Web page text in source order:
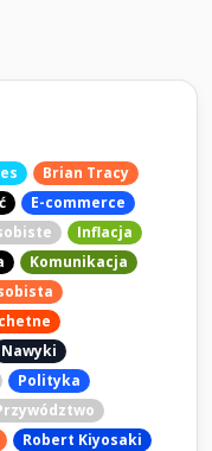
Brian Tracy
E-commerce
Inflacja
Komunikacja
Nawyki
Polityka
Robert Kiyosaki